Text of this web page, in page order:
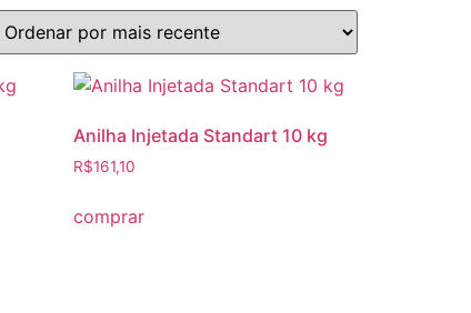
Anilha Injetada Standart 10 kg
R$161,10
comprar